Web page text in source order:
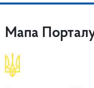
Мапа